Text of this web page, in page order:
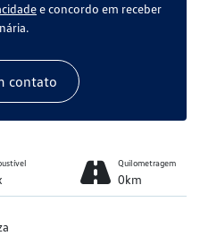
e concordo em receber
contato
Quilometragem
0km